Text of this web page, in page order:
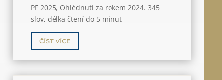
PF 2025, Ohlédnutí za rokem 2024. 345
slov, délka čtení do 5 minut
ČÍST VÍCE